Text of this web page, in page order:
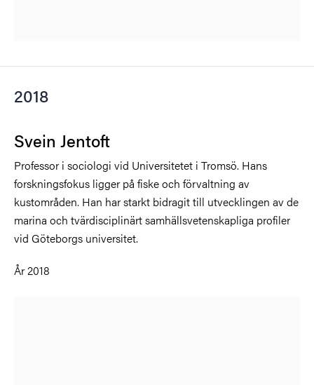
2018
Svein Jentoft
Professor i sociologi vid Universitetet i Tromsö. Hans
forskningsfokus ligger på fiske och förvaltning av
kustområden. Han har starkt bidragit till utvecklingen av de
marina och tvärdisciplinärt samhällsvetenskapliga profiler
vid Göteborgs universitet.
År 2018